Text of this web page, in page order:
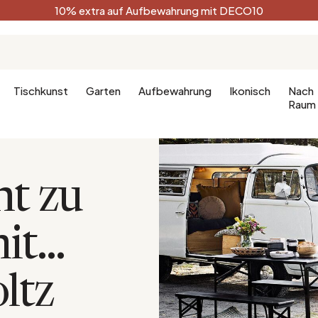
10% extra auf Aufbewahrung mit DECO10
Tischkunst Garten Aufbewahrung Ikonisch
Nach
Raum
Küche
Küchenmöbel
Terracotta
Schwarz
Deko-
zu